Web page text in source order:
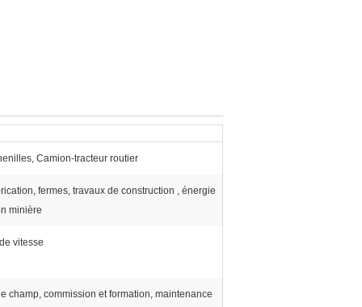
Camion-tracteur routier
fermes, travaux de construction , énergie
minière
vitesse
champ, commission et formation, maintenance